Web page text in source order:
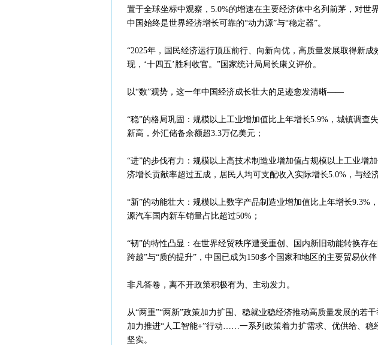
置于全球坐标中观察，5.0%的增速在主要经济体中名列前茅，对世
中国始终是世界经济增长可靠的“动力源”与“稳定器”。
“2025年，国民经济运行顶压前行、向新向优，高质量发展取得新
现，‘十四五’胜利收官。”国家统计局局长康义评价。
以“数”观势，这一年中国经济成长壮大的足迹愈发清晰——
“稳”的格局巩固：规模以上工业增加值比上年增长5.9%，城镇调查
新高，外汇储备余额超3.3万亿美元；
“进”的步伐有力：规模以上高技术制造业增加值占规模以上工业增
济增长贡献率超过五成，居民人均可支配收入实际增长5.0%，与经
“新”的动能壮大：规模以上数字产品制造业增加值比上年增长9.3%
源汽车国内新车销量占比超过50%；
“韧”的特性凸显：在世界经贸秩序遭受重创、国内新旧动能转换存
跨越”与“质的提升”，中国已成为150多个国家和地区的主要贸易伙
非凡答卷，离不开政策积极有为、主动发力。
从“两重”“两新”政策加力扩围、稳就业稳经济推动高质量发展的若
加力推进“人工智能+”行动……一系列政策着力扩需求、优供给、稳
坚实。